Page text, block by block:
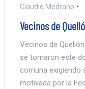
Claudio Medrano
Vecinos de
Vecinos de
se tomaron este
comuna exigiendo
motivada por la